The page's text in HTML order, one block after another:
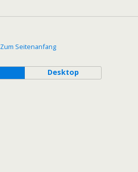
Zum Seitenanfang
Desktop